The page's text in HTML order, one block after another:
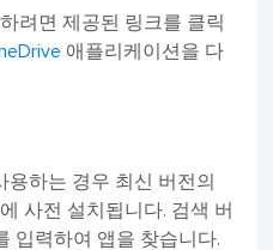
려면 제공된 링크를 클릭
애플리케이션을 다
용하는 경우 최신 버전의
사전 설치됩니다. 검색 버
입력하여 앱을 찾습니다.